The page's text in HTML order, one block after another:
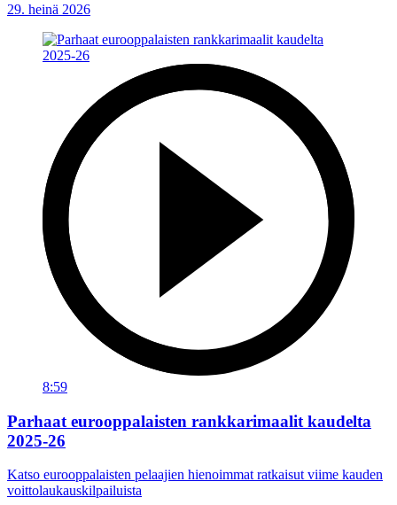
29. heinä 2026
8:59
Parhaat eurooppalaisten rankkarimaalit kaudelta
2025-26
Katso eurooppalaisten pelaajien hienoimmat ratkaisut viime kauden
voittolaukauskilpailuista